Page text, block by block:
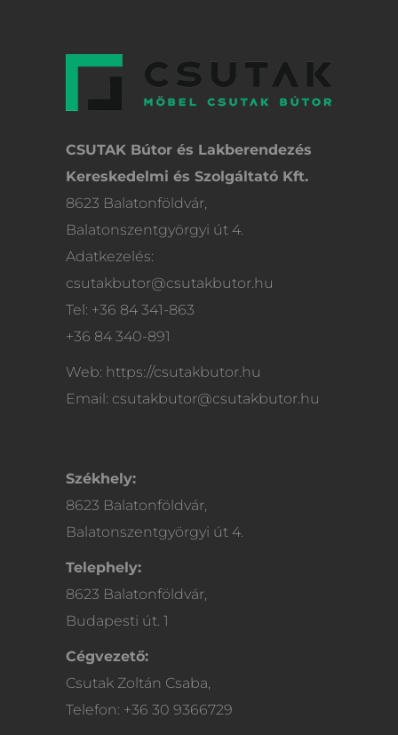
CSUTAK Bútor és Lakberendezés
Kereskedelmi és Szolgáltató Kft.
8623 Balatonföldvár,
Balatonszentgyörgyi út 4.
Adatkezelés:
csutakbutor@csutakbutor.hu
Tel: +36 84 341-863
+36 84 340-891
Web: https://csutakbutor.hu
Email: csutakbutor@csutakbutor.hu
Székhely:
8623 Balatonföldvár,
Balatonszentgyörgyi út 4.
Telephely:
8623 Balatonföldvár,
Budapesti út. 1
Cégvezető:
Csutak Zoltán Csaba,
Telefon: +36 30 9366729